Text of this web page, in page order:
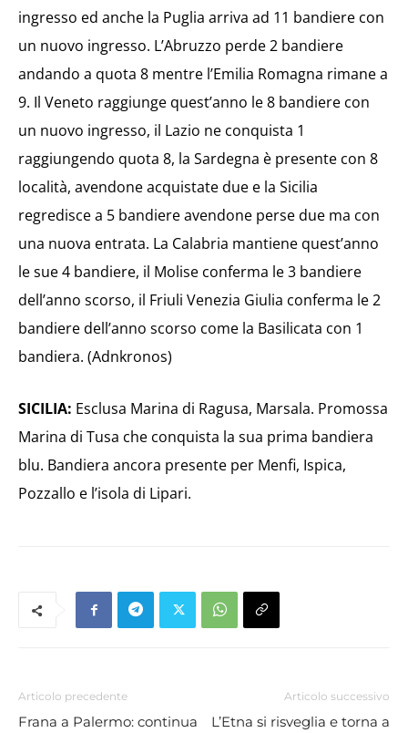
ingresso ed anche la Puglia arriva ad 11 bandiere con
un nuovo ingresso. L’Abruzzo perde 2 bandiere
andando a quota 8 mentre l’Emilia Romagna rimane a
9. Il Veneto raggiunge quest’anno le 8 bandiere con
un nuovo ingresso, il Lazio ne conquista 1
raggiungendo quota 8, la Sardegna è presente con 8
località, avendone acquistate due e la Sicilia
regredisce a 5 bandiere avendone perse due ma con
una nuova entrata. La Calabria mantiene quest’anno
le sue 4 bandiere, il Molise conferma le 3 bandiere
dell’anno scorso, il Friuli Venezia Giulia conferma le 2
bandiere dell’anno scorso come la Basilicata con 1
bandiera. (Adnkronos)
SICILIA: Esclusa Marina di Ragusa, Marsala. Promossa
Marina di Tusa che conquista la sua prima bandiera
blu. Bandiera ancora presente per Menfi, Ispica,
Pozzallo e l’isola di Lipari.
Articolo precedente
Frana a Palermo: continua
Articolo successivo
L’Etna si risveglia e torna a